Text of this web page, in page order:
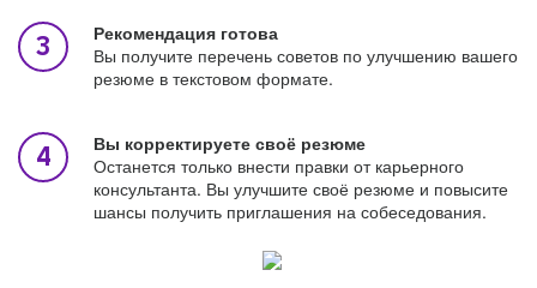
Рекомендация готова
Вы получите перечень советов по улучшению вашего
резюме в текстовом формате.
Вы корректируете своё резюме
Останется только внести правки от карьерного
консультанта. Вы улучшите своё резюме и повысите
шансы получить приглашения на собеседования.